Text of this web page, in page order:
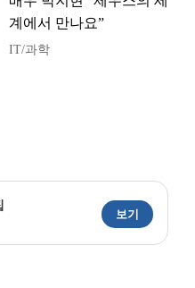
계에서 만나요”
IT/과학
보기